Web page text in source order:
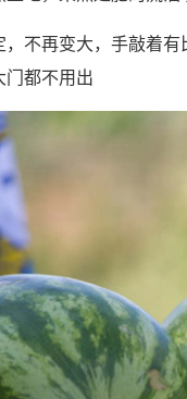
，不再变大，手敲着
门都不用出